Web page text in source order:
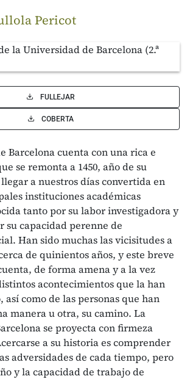
Pericot
FULLEJAR
COBERTA
Barcelona cuenta con una rica e
se remonta a 1450, año de su
a nuestros días convertida en
instituciones académicas
tanto por su labor investigadora y
su capacidad perenne de
Han sido muchas las vicisitudes a
de quinientos años, y este breve
de forma amena y a la vez
acontecimientos que la han
como de las personas que han
manera u otra, su camino. La
se proyecta con firmeza
a su historia es comprender
adversidades de cada tiempo, pero
y la capacidad de trabajo de